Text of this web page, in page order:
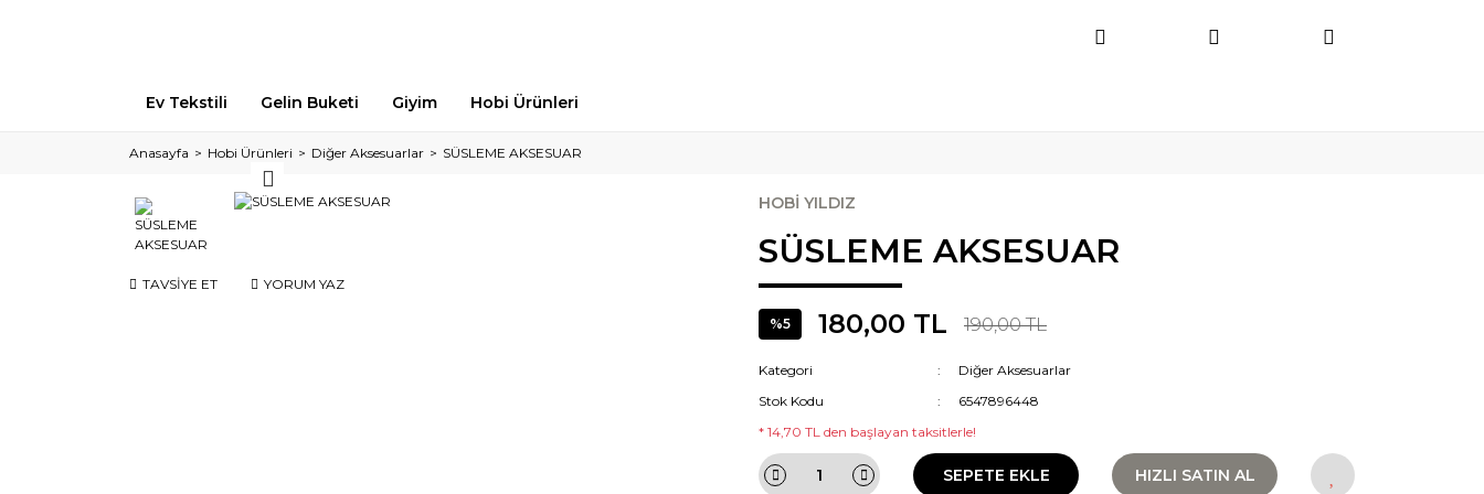
Ev Tekstili Gelin Buketi Giyim Hobi Ürünleri
Anasayfa Hobi Ürünleri Diğer Aksesuarlar SÜSLEME AKSESUAR
TAVSİYE ET YORUM YAZ
HOBİ YILDIZ
SÜSLEME AKSESUAR
%5 180,00 TL 190,00 TL
Kategori
Diğer Aksesuarlar
Stok Kodu
6547896448
* 14,70 TL den başlayan taksitlerle!
SEPETE EKLE HIZLI SATIN AL